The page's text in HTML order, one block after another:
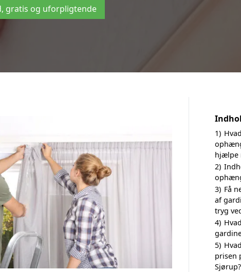
gratis og uforpligtende
1)
hjælpe
2)
3) Få
af
tryg
4)
5)
prisen
Sjørup?